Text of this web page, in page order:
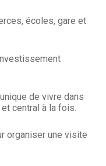
écoles, gare et
de vivre dans
central à la fois.
organiser une visite